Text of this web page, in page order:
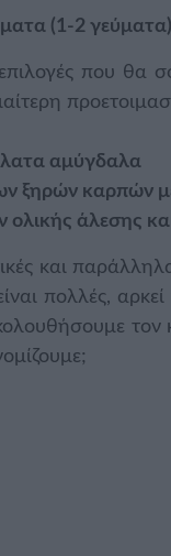
(1-2
που θα
αμύγδαλα
ξηρών καρπών
άλεσης
και
πολλές,
τον